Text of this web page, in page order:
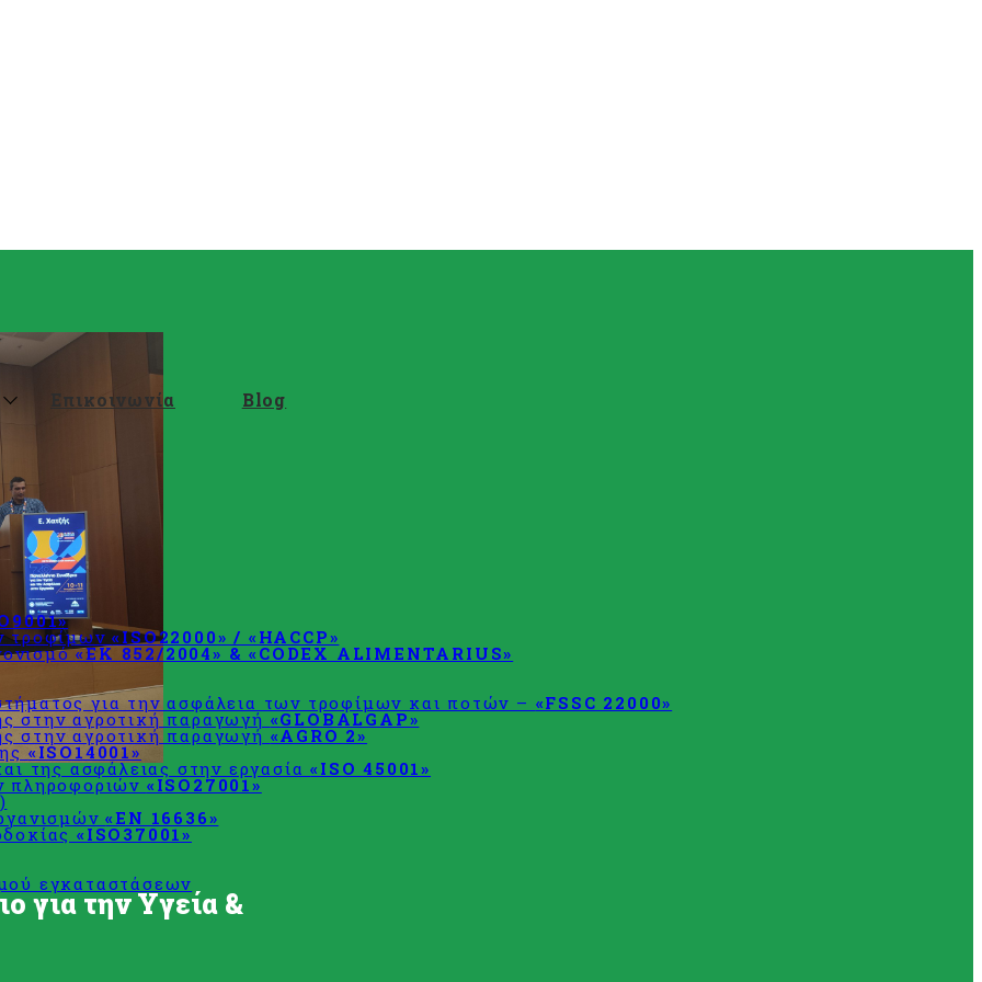
Επικοινωνία Blog
τροφίμων«ISO22000» / «HACCP»
«ΕΚ 852/2004» & «CODEX ALIMENTARIUS»
για την ασφάλεια των τροφίμων και ποτών – «FSSC 22000»
στην αγροτική παραγωγή «GLOBALGAP»
στην αγροτική παραγωγή «AGRO 2»
«ISO14001»
της ασφάλειας στην εργασία«ISO 45001»
πληροφοριών «ISO27001»
«EN 16636»
«ISO37001»
εγκαταστάσεων
για την Υγεία &